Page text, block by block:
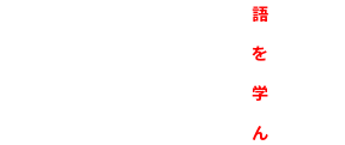
語
を
学
ん